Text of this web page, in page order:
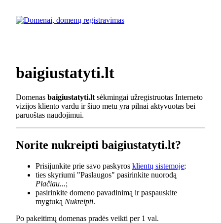
baigiustatyti.lt
Domenas baigiustatyti.lt sėkmingai užregistruotas Interneto
vizijos kliento vardu ir šiuo metu yra pilnai aktyvuotas bei
paruoštas naudojimui.
Norite nukreipti baigiustatyti.lt?
Prisijunkite prie savo paskyros klientų sistemoje;
ties skyriumi "Paslaugos" pasirinkite nuorodą
Plačiau...;
pasirinkite domeno pavadinimą ir paspauskite
mygtuką Nukreipti.
Po pakeitimų domenas pradės veikti per 1 val.